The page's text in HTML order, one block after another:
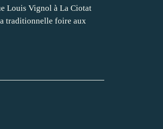
Louis Vignol à La Ciotat
traditionnelle foire aux